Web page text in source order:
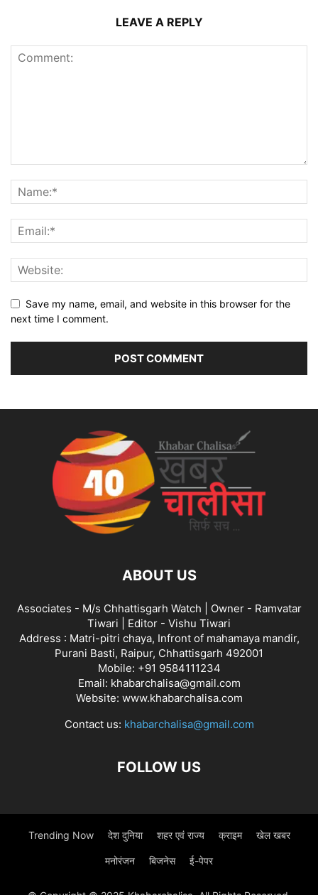
LEAVE A REPLY
Save my name, email, and website in this browser for the
next time I comment.
ABOUT US
Associates - M/s Chhattisgarh Watch | Owner - Ramvatar
Tiwari | Editor - Vishu Tiwari
Address : Matri-pitri chaya, Infront of mahamaya mandir,
Purani Basti, Raipur, Chhattisgarh 492001
Mobile: +91 9584111234
Email: khabarchalisa@gmail.com
Website: www.khabarchalisa.com
Contact us: khabarchalisa@gmail.com
FOLLOW US
Trending Now देश दुनिया शहर एवं राज्य क्राइम खेल खबर
मनोरंजन बिजनेस ई-पेपर